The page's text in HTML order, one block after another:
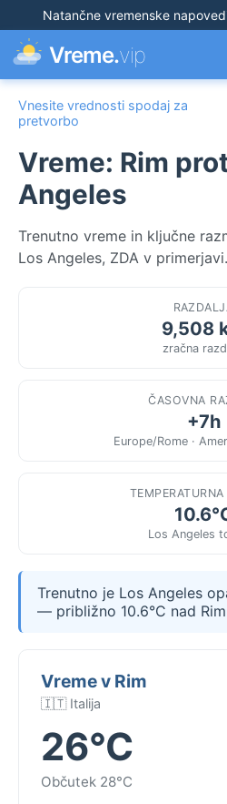
Natančne vremenske
Vreme.vip
Vnesite vrednosti spodaj za
pretvorbo
Vreme: Rim
Angeles
Trenutno vreme in ključne
Los Angeles, ZDA v
9,508
zračna
ČASOVNA
+7h
Europe/Rome ·
Los Angeles
Trenutno je Los Angeles
— približno 10.6°C nad
Vreme v Rim
🇮🇹 Italija
26°C
Občutek 28°C